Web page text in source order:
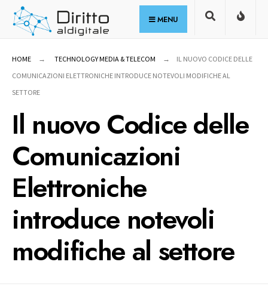
Skip
MENU
HOME TECHNOLOGY MEDIA & TELECOM
IL NUOVO CODICE DELLE
COMUNICAZIONI ELETTRONICHE INTRODUCE NOTEVOLI MODIFICHE AL
SETTORE
Il nuovo Codice delle
Comunicazioni
Elettroniche
introduce notevoli
modifiche al settore